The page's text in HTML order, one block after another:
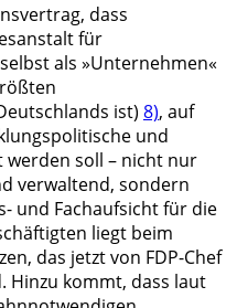
dass
für
als »Unternehmen«
ist) 8), auf
und
werden soll – nicht nur
verwaltend, sondern
und Fachaufsicht für die
liegt beim
das jetzt von FDP-Chef
Hinzu kommt, dass laut